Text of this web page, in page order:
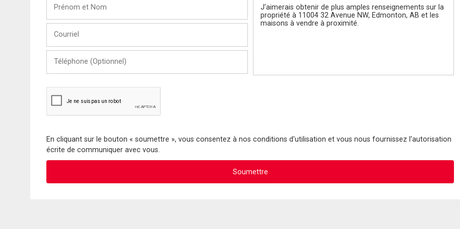
Nom
(Optionnel)
En cliquant sur le bouton « soumettre », vous consentez à nos conditions d'utilisation et vous nous fournissez l'autorisation
écrite de communiquer avec vous.